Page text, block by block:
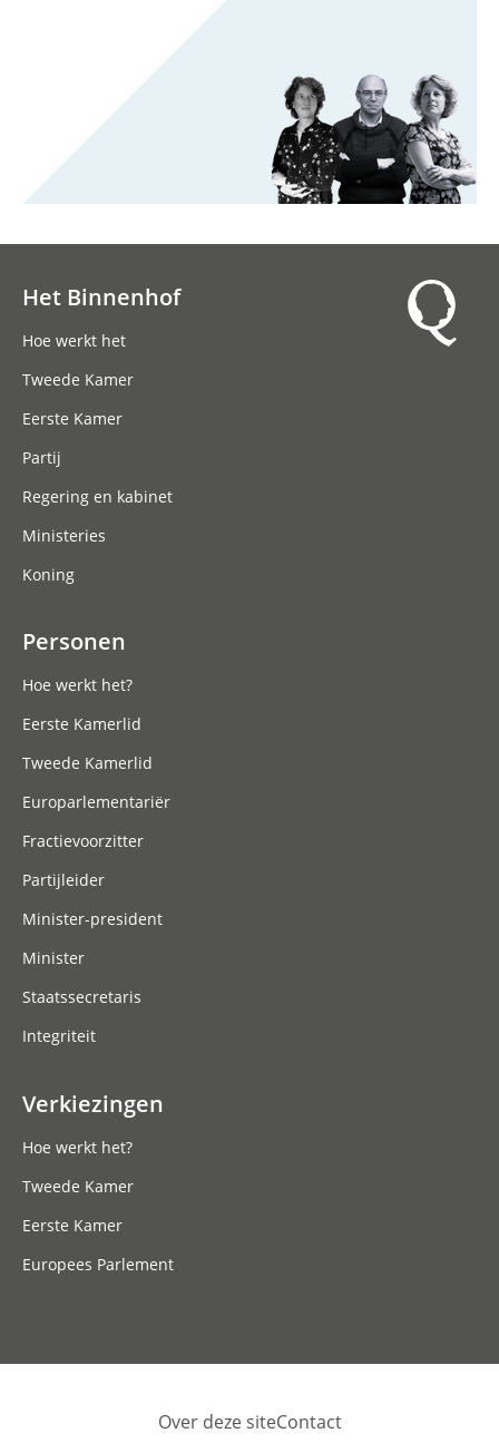
Het Binnenhof
Hoe werkt het
Tweede Kamer
Eerste Kamer
Partij
Regering en kabinet
Ministeries
Koning
Personen
Hoe werkt het?
Eerste Kamerlid
Tweede Kamerlid
Europarlementariër
Fractievoorzitter
Partijleider
Minister-president
Minister
Staatssecretaris
Integriteit
Verkiezingen
Hoe werkt het?
Tweede Kamer
Eerste Kamer
Europees Parlement
Over deze siteContact